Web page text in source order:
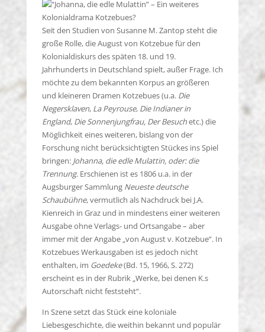
Seit den Studien von Susanne M. Zantop steht die
große Rolle, die August von Kotzebue für den
Kolonialdiskurs des späten 18. und 19.
Jahrhunderts in Deutschland spielt, außer Frage. Ich
möchte zu dem bekannten Korpus an größeren
und kleineren Dramen Kotzebues (u.a. Die
Negersklaven, La Peyrouse, Die Indianer in
England, Die Sonnenjungfrau, Der Besuchetc.) die
Möglichkeit eines weiteren, bislang von der
Forschung nicht berücksichtigten Stückes ins Spiel
bringen: Johanna, die edle Mulattin, oder: die
Trennung.Erschienen ist es 1806 u.a. in der
Augsburger Sammlung Neueste deutsche
Schaubühne, vermutlich als Nachdruck bei J.A.
Kienreich in Graz und in mindestens einer weiteren
Ausgabe ohne Verlags- und Ortsangabe – aber
immer mit der Angabe „von August v. Kotzebue“. In
Kotzebues Werkausgaben ist es jedoch nicht
enthalten, im Goedeke(Bd. 15, 1966, S. 272)
erscheint es in der Rubrik „Werke, bei denen K.s
Autorschaft nicht feststeht“.
In Szene setzt das Stück eine koloniale
Liebesgeschichte, die weithin bekannt und populär